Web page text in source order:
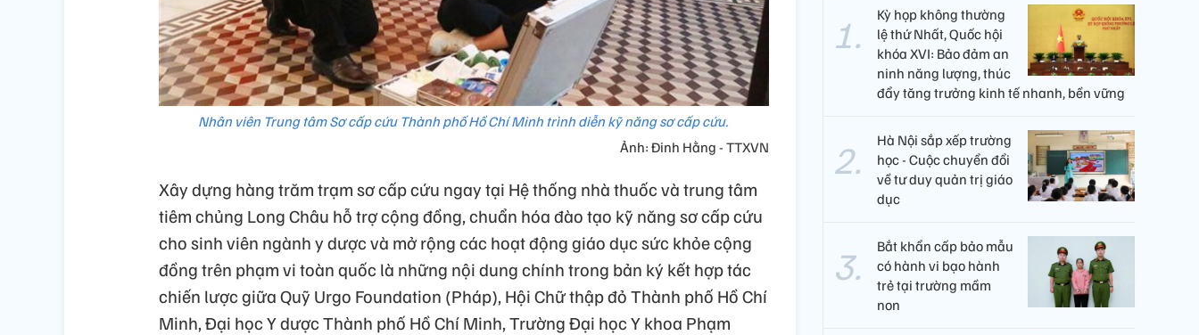
Nhân viên Trung tâm Sơ cấp cứu Thành phố Hồ Chí Minh trình diễn kỹ năng sơ cấp cứu.
Ảnh: Đinh Hằng - TTXVN
Xây dựng hàng trăm trạm sơ cấp cứu ngay tại Hệ thống nhà thuốc và trung tâm
tiêm chủng Long Châu hỗ trợ cộng đồng, chuẩn hóa đào tạo kỹ năng sơ cấp cứu
cho sinh viên ngành y dược và mở rộng các hoạt động giáo dục sức khỏe cộng
đồng trên phạm vi toàn quốc là những nội dung chính trong bản ký kết hợp tác
chiến lược giữa Quỹ Urgo Foundation (Pháp), Hội Chữ thập đỏ Thành phố Hồ Chí
Minh, Đại học Y dược Thành phố Hồ Chí Minh, Trường Đại học Y khoa Phạm
Kỳ họp không thường
lệ thứ Nhất, Quốc hội
khóa XVI: Bảo đảm an
ninh năng lượng, thúc
đẩy tăng trưởng kinh tế nhanh, bền vững
Hà Nội sắp xếp trường
học - Cuộc chuyển đổi
về tư duy quản trị giáo
dục
Bắt khẩn cấp bảo mẫu
có hành vi bạo hành
trẻ tại trường mầm
non